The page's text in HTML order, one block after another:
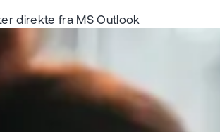
direkte fra MS Outlook